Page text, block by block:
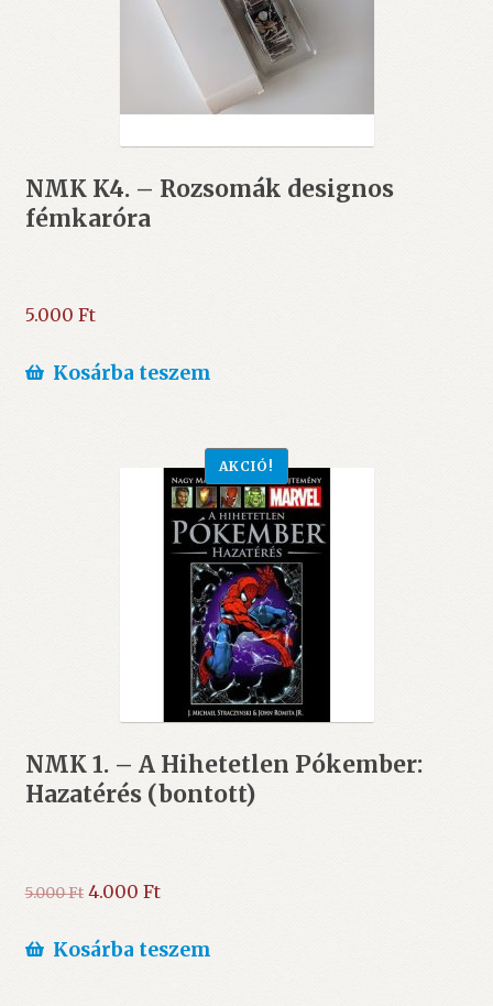
NMK K4. – Rozsomák designos
fémkaróra
5.000 Ft
Kosárba teszem
NMK 1. – A Hihetetlen Pókember:
Hazatérés (bontott)
AKCIÓ!
5.000Ft Original
was:
4.000 FtCurrent
is:
Kosárba teszem